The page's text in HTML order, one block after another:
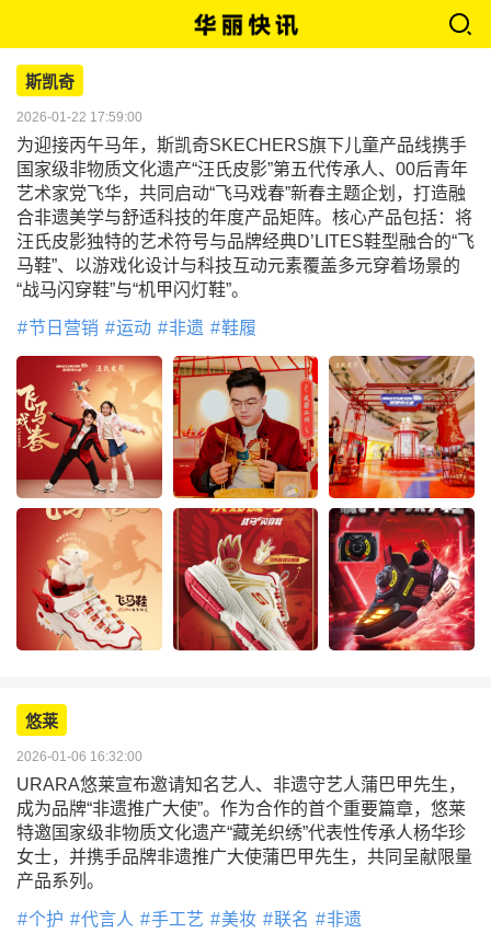
斯凯奇
2026-01-22 17:59:00
为迎接丙午马年，斯凯奇SKECHERS旗下儿童产品线携手
国家级非物质文化遗产“汪氏皮影”第五代传承人、00后青年
艺术家党飞华，共同启动“飞马戏春”新春主题企划，打造融
合非遗美学与舒适科技的年度产品矩阵。核心产品包括：将
汪氏皮影独特的艺术符号与品牌经典D’LITES鞋型融合的“飞
马鞋”、以游戏化设计与科技互动元素覆盖多元穿着场景的
“战马闪穿鞋”与“机甲闪灯鞋”。
节日营销 运动 非遗 鞋履
悠莱
2026-01-06 16:32:00
URARA悠莱宣布邀请知名艺人、非遗守艺人蒲巴甲先生，
成为品牌“非遗推广大使”。作为合作的首个重要篇章，悠莱
特邀国家级非物质文化遗产“藏羌织绣”代表性传承人杨华珍
女士，并携手品牌非遗推广大使蒲巴甲先生，共同呈献限量
产品系列。
个护 代言人 手工艺 美妆 联名 非遗